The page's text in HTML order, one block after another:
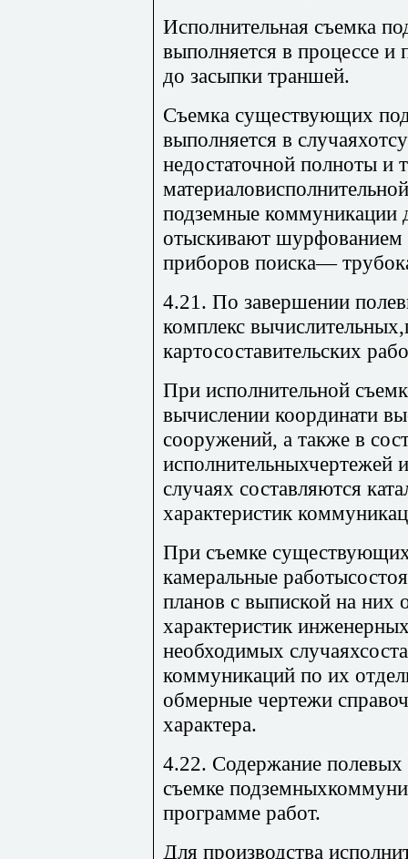
Исполнительная съемка
выполняется в процессе и
до засыпки траншей.
Съемка существующих
выполняется в
недостаточной полноты и
подземные коммуникации
отыскивают
приборов поиска—
4.21. По завершении
комплекс
картосоставительских
При исполнительной
вычислении координати
сооружений, а также в
исполнительныхчертежей
случаях составляются
характеристик
При съемке
камеральные
планов с выпиской на них
характеристик
необходимых
коммуникаций по их
обмерные чертежи
характера.
4.22. Содержание
съемке
программе работ.
Для производства